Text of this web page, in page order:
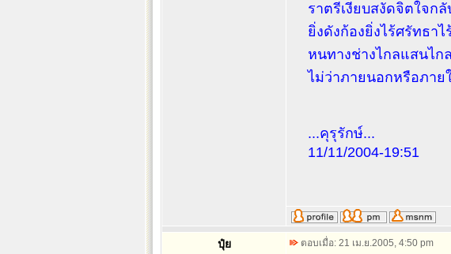
ราตรีเงียบสงัดจิตใจกลั
ยิ่งดังก้องยิ่งไร้ศรัทธาไ
หนทางช่างไกลแสนไก
ไม่ว่าภายนอกหรือภาย
...คุรุรักษ์...
11/11/2004-19:51
ปุ๋ย ตอบเมื่อ: 21 เม.ย.2005, 4:50 pm